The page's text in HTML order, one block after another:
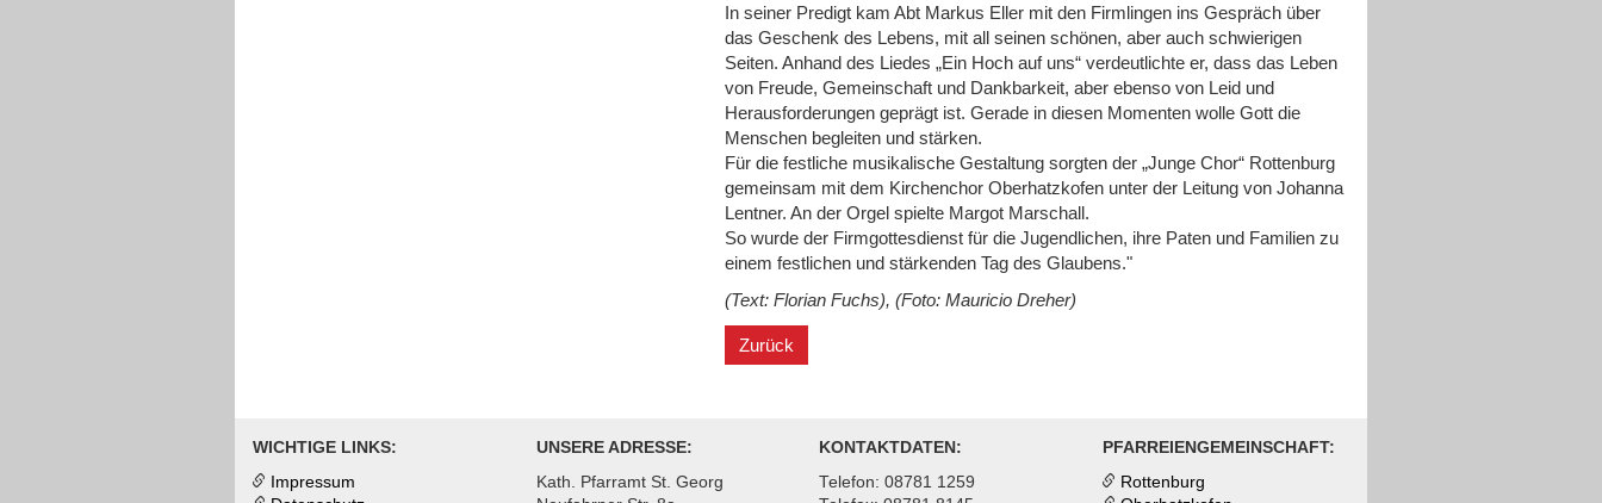
In seiner Predigt kam Abt Markus Eller mit den Firmlingen ins Gespräch über
das Geschenk des Lebens, mit all seinen schönen, aber auch schwierigen
Seiten. Anhand des Liedes „Ein Hoch auf uns“ verdeutlichte er, dass das Leben
von Freude, Gemeinschaft und Dankbarkeit, aber ebenso von Leid und
Herausforderungen geprägt ist. Gerade in diesen Momenten wolle Gott die
Menschen begleiten und stärken.
Für die festliche musikalische Gestaltung sorgten der „Junge Chor“ Rottenburg
gemeinsam mit dem Kirchenchor Oberhatzkofen unter der Leitung von Johanna
Lentner. An der Orgel spielte Margot Marschall.
So wurde der Firmgottesdienst für die Jugendlichen, ihre Paten und Familien zu
einem festlichen und stärkenden Tag des Glaubens."
(Text: Florian Fuchs), (Foto: Mauricio Dreher)
Zurück
WICHTIGE LINKS:
Impressum
UNSERE ADRESSE:
Kath. Pfarramt St. Georg
KONTAKTDATEN:
Telefon: 08781 1259
PFARREIENGEMEINSCHAFT:
Rottenburg